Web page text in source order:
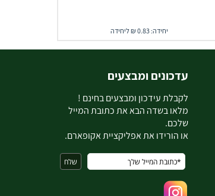
יחידה: 0.83 ₪ ליחידה
עדכונים ומבצעים
לקבלת עידכון ומבצעים בחינם !
מלאו בשדה הבא את כתובת המייל
שלכם.
או הורידו את אפליקציית אקופארם.